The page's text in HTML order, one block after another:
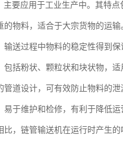
要应用于工业生产中。其特点
物料，适合于大宗货物的运输
送过程中物料的稳定性得到保
括粉状、颗粒状和块状物，适
道设计，可有效防止物料的泄
于维护和检修，有利于降低运
，链管输送机在运行时产生的